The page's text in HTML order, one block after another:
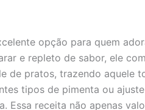
opção para quem
e repleto de sabor, ele
de pratos, trazendo aquele
tipos de pimenta ou
Essa receita não apenas